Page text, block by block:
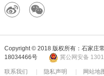
Copyright © 2018 版权所有：石家庄
18034466号
冀公网安备
联系我们 隐私声明 网站地